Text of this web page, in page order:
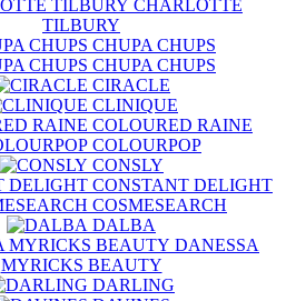
CHARLOTTE
TILBURY
CHUPA CHUPS
CHUPA CHUPS
CIRACLE
CLINIQUE
COLOURED RAINE
COLOURPOP
CONSLY
CONSTANT DELIGHT
COSMESEARCH
DALBA
DANESSA
MYRICKS BEAUTY
DARLING